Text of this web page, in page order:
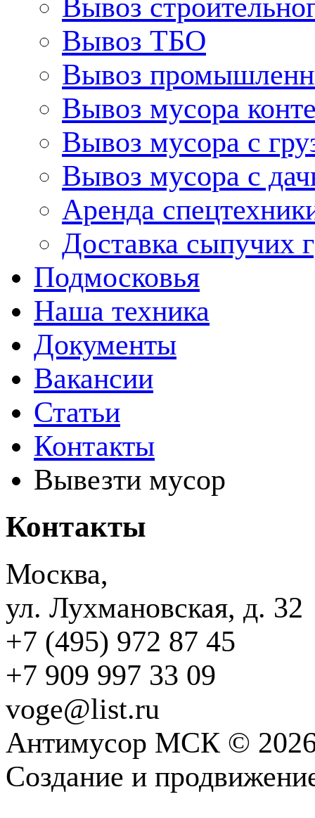
Вывоз
Вывоз ТБО
Вывоз
Вывоз мусора
Вывоз мусора с
Вывоз мусора с
Аренда
Доставка сыпучих
Подмосковья
Наша техника
Документы
Вакансии
Статьи
Контакты
Вывезти мусор
Контакты
Москва,
ул. Лухмановская, д. 32
+7 (495) 972 87 45
+7 909 997 33 09
voge@list.ru
Антимусор МСК ©
Создание и